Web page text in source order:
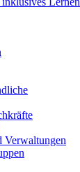
Verwaltungen